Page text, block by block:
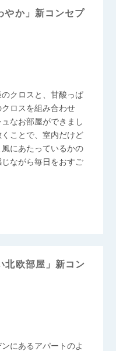
やか」新コンセプ
クロスと、甘酸っぱ
ロスを組み合わせ
なお部屋ができまし
ことで、室内だけど
にあたっているかの
ながら毎日をおすご
北欧部屋」新コン
にあるアパートのよ